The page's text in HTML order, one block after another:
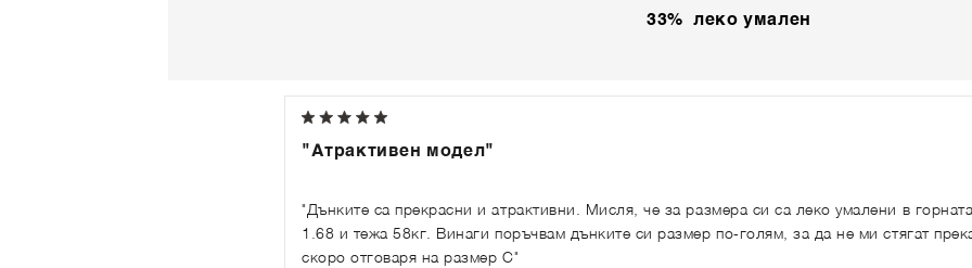
33% леко умален
"Атрактивен модел"
"Дънките са прекрасни и атрактивни. Мисля, че за размера си са леко умалени в
1.68 и тежа 58кг. Винаги поръчвам дънките си размер по-голям, за да не ми стягат
скоро отговаря на размер С"